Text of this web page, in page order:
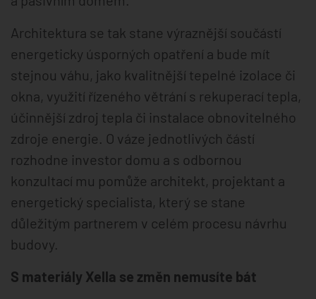
Architektura se tak stane výraznější součástí
energeticky úsporných opatření a bude mít
stejnou váhu, jako kvalitnější tepelné izolace či
okna, využití řízeného větrání s rekuperací tepla,
účinnější zdroj tepla či instalace obnovitelného
zdroje energie. O váze jednotlivých částí
rozhodne investor domu a s odbornou
konzultací mu pomůže architekt, projektant a
energetický specialista, který se stane
důležitým partnerem v celém procesu návrhu
budovy.
S materiály Xella se změn nemusíte bát